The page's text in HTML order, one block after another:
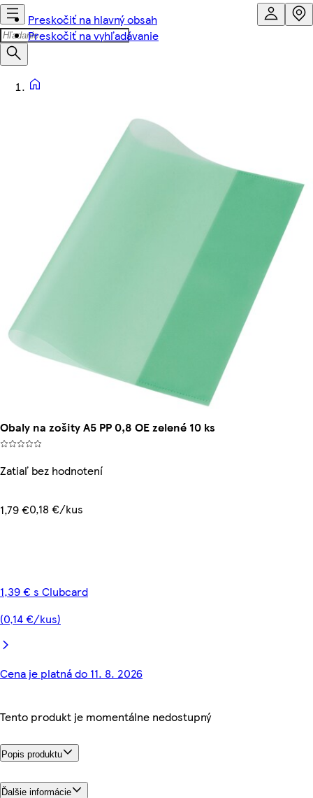
Preskočiť na hlavný obsah
Preskočiť na vyhľadávanie
Obaly na zošity A5 PP 0,8 OE zelené 10 ks
Zatiaľ bez hodnotení
1,79 €0,18 €/kus
1,39 € s Clubcard
(0,14 €/kus)
Cena je platná do 11. 8. 2026
Tento produkt je momentálne nedostupný
Popis produktu
Ďalšie informácie